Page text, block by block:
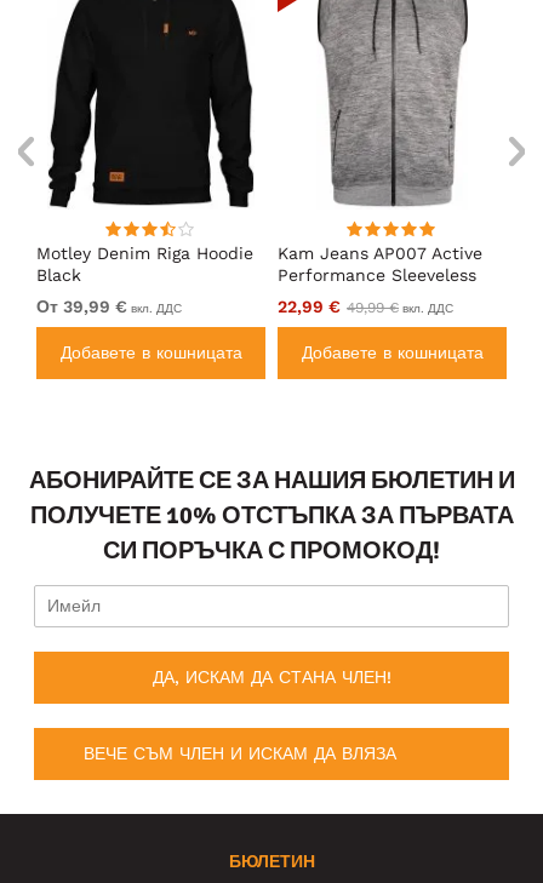
Motley Denim Riga Hoodie
Black
От 39,99 € вкл. ДДС
Добавете в кошницата
Kam Jeans AP007 Active
Performance Sleeveless
Hoody Grey
22,99 € 49,99 € вкл. ДДС
Добавете в кошницата
АБОНИРАЙТЕ СЕ ЗА НАШИЯ БЮЛЕТИН И
ПОЛУЧЕТЕ 10% ОТСТЪПКА ЗА ПЪРВАТА
СИ ПОРЪЧКА С ПРОМОКОД!
ДА, ИСКАМ ДА СТАНА ЧЛЕН!
ВЕЧЕ СЪМ ЧЛЕН И ИСКАМ ДА ВЛЯЗА
БЮЛЕТИН